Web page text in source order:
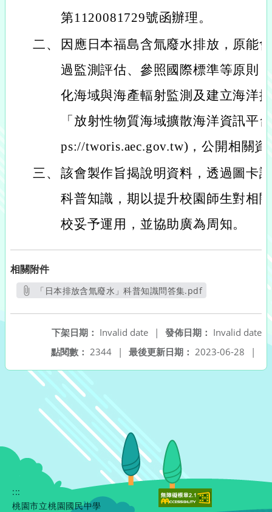
第1120081729號函辦理。
二、
因應日本福島含氚廢水排放，原能
過監測評估、參照國際標準等原則
化海域與海產輻射監測及建立海洋
「放射性物質海域擴散海洋資訊平
ps://tworis.aec.gov.tw)，公開相關
三、 該會製作旨揭說明資料，透過圖卡
科普知識，期以提升校園師生對相
校妥予運用，並協助廣為周知。
相關附件
「日本排放含氚廢水」科普知識問答集.pdf
發佈日期： Invalid date
下架日期： Invalid date
|
最後更新日期： 2023-06-28 |
點閱數： 2344 |
:::
桃園市立桃園國民中學